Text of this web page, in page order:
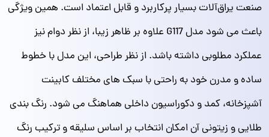
صنعت یراق‌آلات بسیار پرکاربرد و قابل اعتماد است. همین ویژگی
باعث می‌ شود مدل G117 علاوه بر ظاهر زیبا، از نظر دوام نیز
عملکرد مطلوبی داشته باشد. از نظر طراحی، این مدل با خطوط
ساده و مدرن خود به‌ راحتی با سبک‌ های مختلف کابینت
آشپزخانه، کمد و دکوراسیون داخلی هماهنگ می‌ شود. رنگ‌ بندی
طلایی و زیتونی آن امکان انتخاب بر اساس سلیقه و ترکیب رنگ